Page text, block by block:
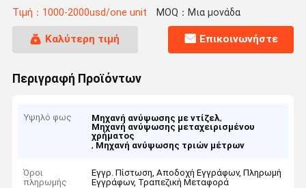
Toyota
Τιμή：1000-2000usd/one unit MOQ：Μια μονάδα
Καλύτερη τιμή Επικοινωνήστε
Περιγραφή Προϊόντων
Υψηλό φως Μηχανή ανύψωσης με ντίζελ,
Μηχανή ανύψωσης μεταχειρισμένου
χρήματος
, Μηχανή ανύψωσης τριών μέτρων
Όροι
πληρωμής
Εγγρ. Πίστωση, Αποδοχή Εγγράφων, Πληρωμή
Εγγράφων, Τραπεζική Μεταφορά